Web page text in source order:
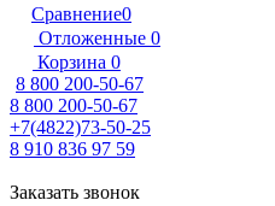
Сравнение0
Отложенные 0
Корзина 0
8 800 200-50-67
8 800 200-50-67
+7(4822)73-50-25
8 910 836 97 59
Заказать звонок